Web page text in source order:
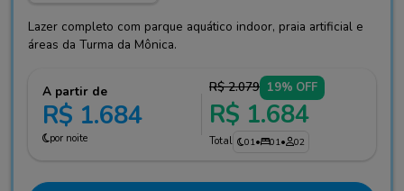
Lazer completo com parque aquático indoor, praia artificial e
áreas da Turma da Mônica.
A partir de
R$ 1.684
por noite
R$ 2.079 19% OFF
R$ 1.684
Total 01• 01• 02